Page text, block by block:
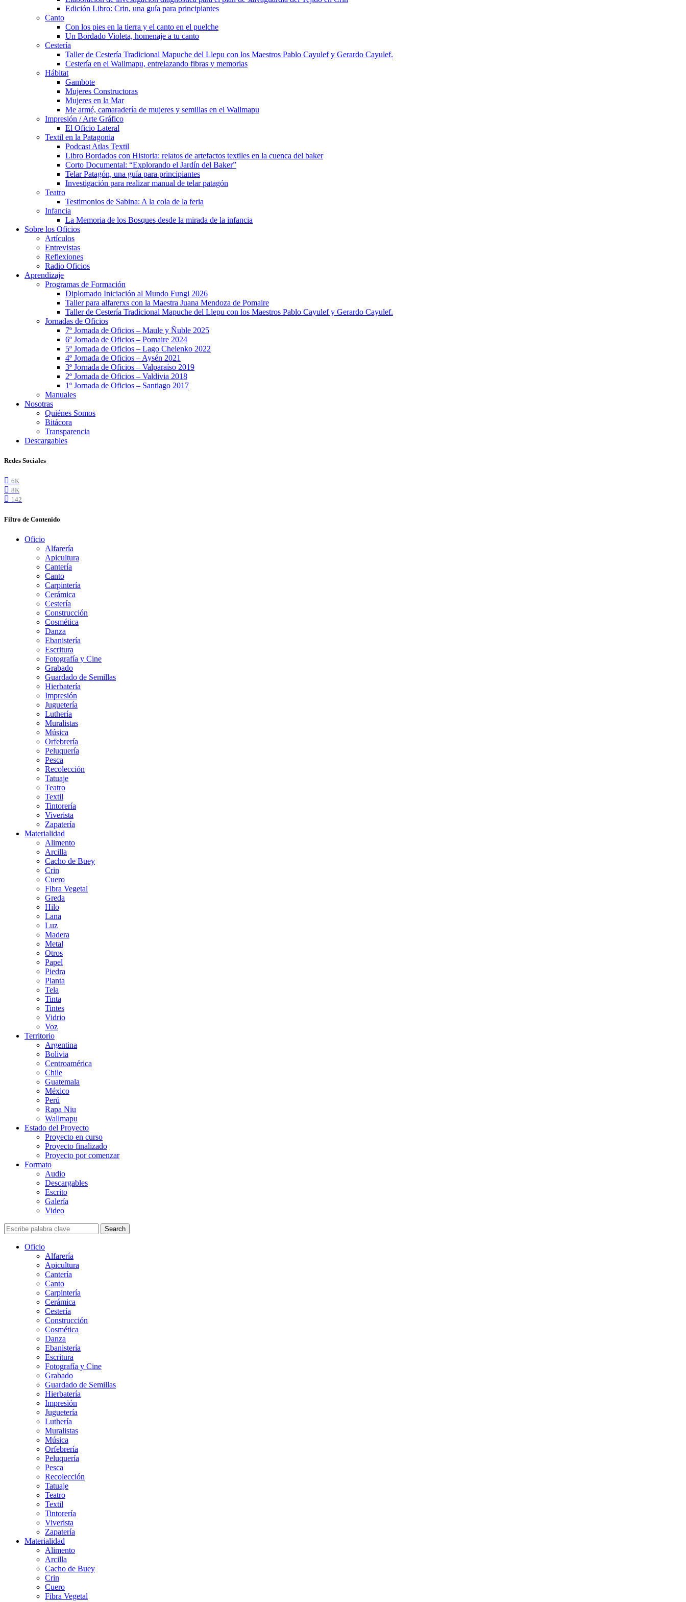
Edición Libro: Crin, una guía para principiantes
Canto
Con los pies en la tierra y el canto en el puelche
Un Bordado Violeta, homenaje a tu canto
Cestería
Taller de Cestería Tradicional Mapuche del Llepu con los Maestros Pablo Cayulef y Gerardo Cayulef.
Cestería en el Wallmapu, entrelazando fibras y memorias
Hábitat
Gambote
Mujeres Constructoras
Mujeres en la Mar
Me armé, camaradería de mujeres y semillas en el Wallmapu
Impresión / Arte Gráfico
El Oficio Lateral
Textil en la Patagonia
Podcast Atlas Textil
Libro Bordados con Historia: relatos de artefactos textiles en la cuenca del baker
Corto Documental: “Explorando el Jardín del Baker”
Telar Patagón, una guía para principiantes
Investigación para realizar manual de telar patagón
Teatro
Testimonios de Sabina: A la cola de la feria
Infancia
La Memoria de los Bosques desde la mirada de la infancia
Sobre los Oficios
Artículos
Entrevistas
Reflexiones
Radio Oficios
Aprendizaje
Programas de Formación
Diplomado Iniciación al Mundo Fungi 2026
Taller para alfarerxs con la Maestra Juana Mendoza de Pomaire
Taller de Cestería Tradicional Mapuche del Llepu con los Maestros Pablo Cayulef y Gerardo Cayulef.
Jornadas de Oficios
7º Jornada de Oficios – Maule y Ñuble 2025
6º Jornada de Oficios – Pomaire 2024
5º Jornada de Oficios – Lago Chelenko 2022
4º Jornada de Oficios – Aysén 2021
3º Jornada de Oficios – Valparaíso 2019
2º Jornada de Oficios – Valdivia 2018
1º Jornada de Oficios – Santiago 2017
Manuales
Nosotras
Quiénes Somos
Bitácora
Transparencia
Descargables
Redes Sociales
6K
8K
142
Filtro de Contenido
Oficio
Alfarería
Apicultura
Cantería
Canto
Carpintería
Cerámica
Cestería
Construcción
Cosmética
Danza
Ebanistería
Escritura
Fotografía y Cine
Grabado
Guardado de Semillas
Hierbatería
Impresión
Juguetería
Luthería
Muralistas
Música
Orfebrería
Peluquería
Pesca
Recolección
Tatuaje
Teatro
Textil
Tintorería
Viverista
Zapatería
Materialidad
Alimento
Arcilla
Cacho de Buey
Crin
Cuero
Fibra Vegetal
Greda
Hilo
Lana
Luz
Madera
Metal
Otros
Papel
Piedra
Planta
Tela
Tinta
Tintes
Vidrio
Voz
Territorio
Argentina
Bolivia
Centroamérica
Chile
Guatemala
México
Perú
Rapa Niu
Wallmapu
Estado del Proyecto
Proyecto en curso
Proyecto finalizado
Proyecto por comenzar
Formato
Audio
Descargables
Escrito
Galería
Video
Search
Oficio
Alfarería
Apicultura
Cantería
Canto
Carpintería
Cerámica
Cestería
Construcción
Cosmética
Danza
Ebanistería
Escritura
Fotografía y Cine
Grabado
Guardado de Semillas
Hierbatería
Impresión
Juguetería
Luthería
Muralistas
Música
Orfebrería
Peluquería
Pesca
Recolección
Tatuaje
Teatro
Textil
Tintorería
Viverista
Zapatería
Materialidad
Alimento
Arcilla
Cacho de Buey
Crin
Cuero
Fibra Vegetal